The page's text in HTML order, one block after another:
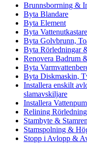
Brunnsborrning &
Byta Blandare
Byta Element
Byta
Byta Golvbrunn,
Byta Rörledningar
Renovera Badrum
Byta
Byta Diskmaskin,
Installera enskilt
slamavskiljare
Installera
Relining
Stambyte &
Stamspolning &
Stopp i Avlopp &